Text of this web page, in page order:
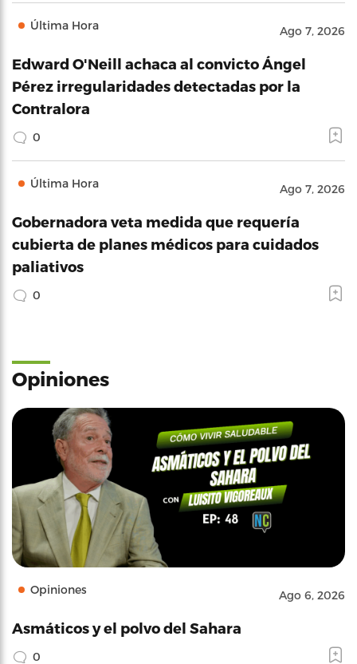
Última Hora Ago 7, 2026
Edward O'Neill achaca al convicto Ángel
Pérez irregularidades detectadas por la
Contralora
0
Última Hora Ago 7, 2026
Gobernadora veta medida que requería
cubierta de planes médicos para cuidados
paliativos
0
Opiniones
Opiniones Ago 6, 2026
Asmáticos y el polvo del Sahara
0